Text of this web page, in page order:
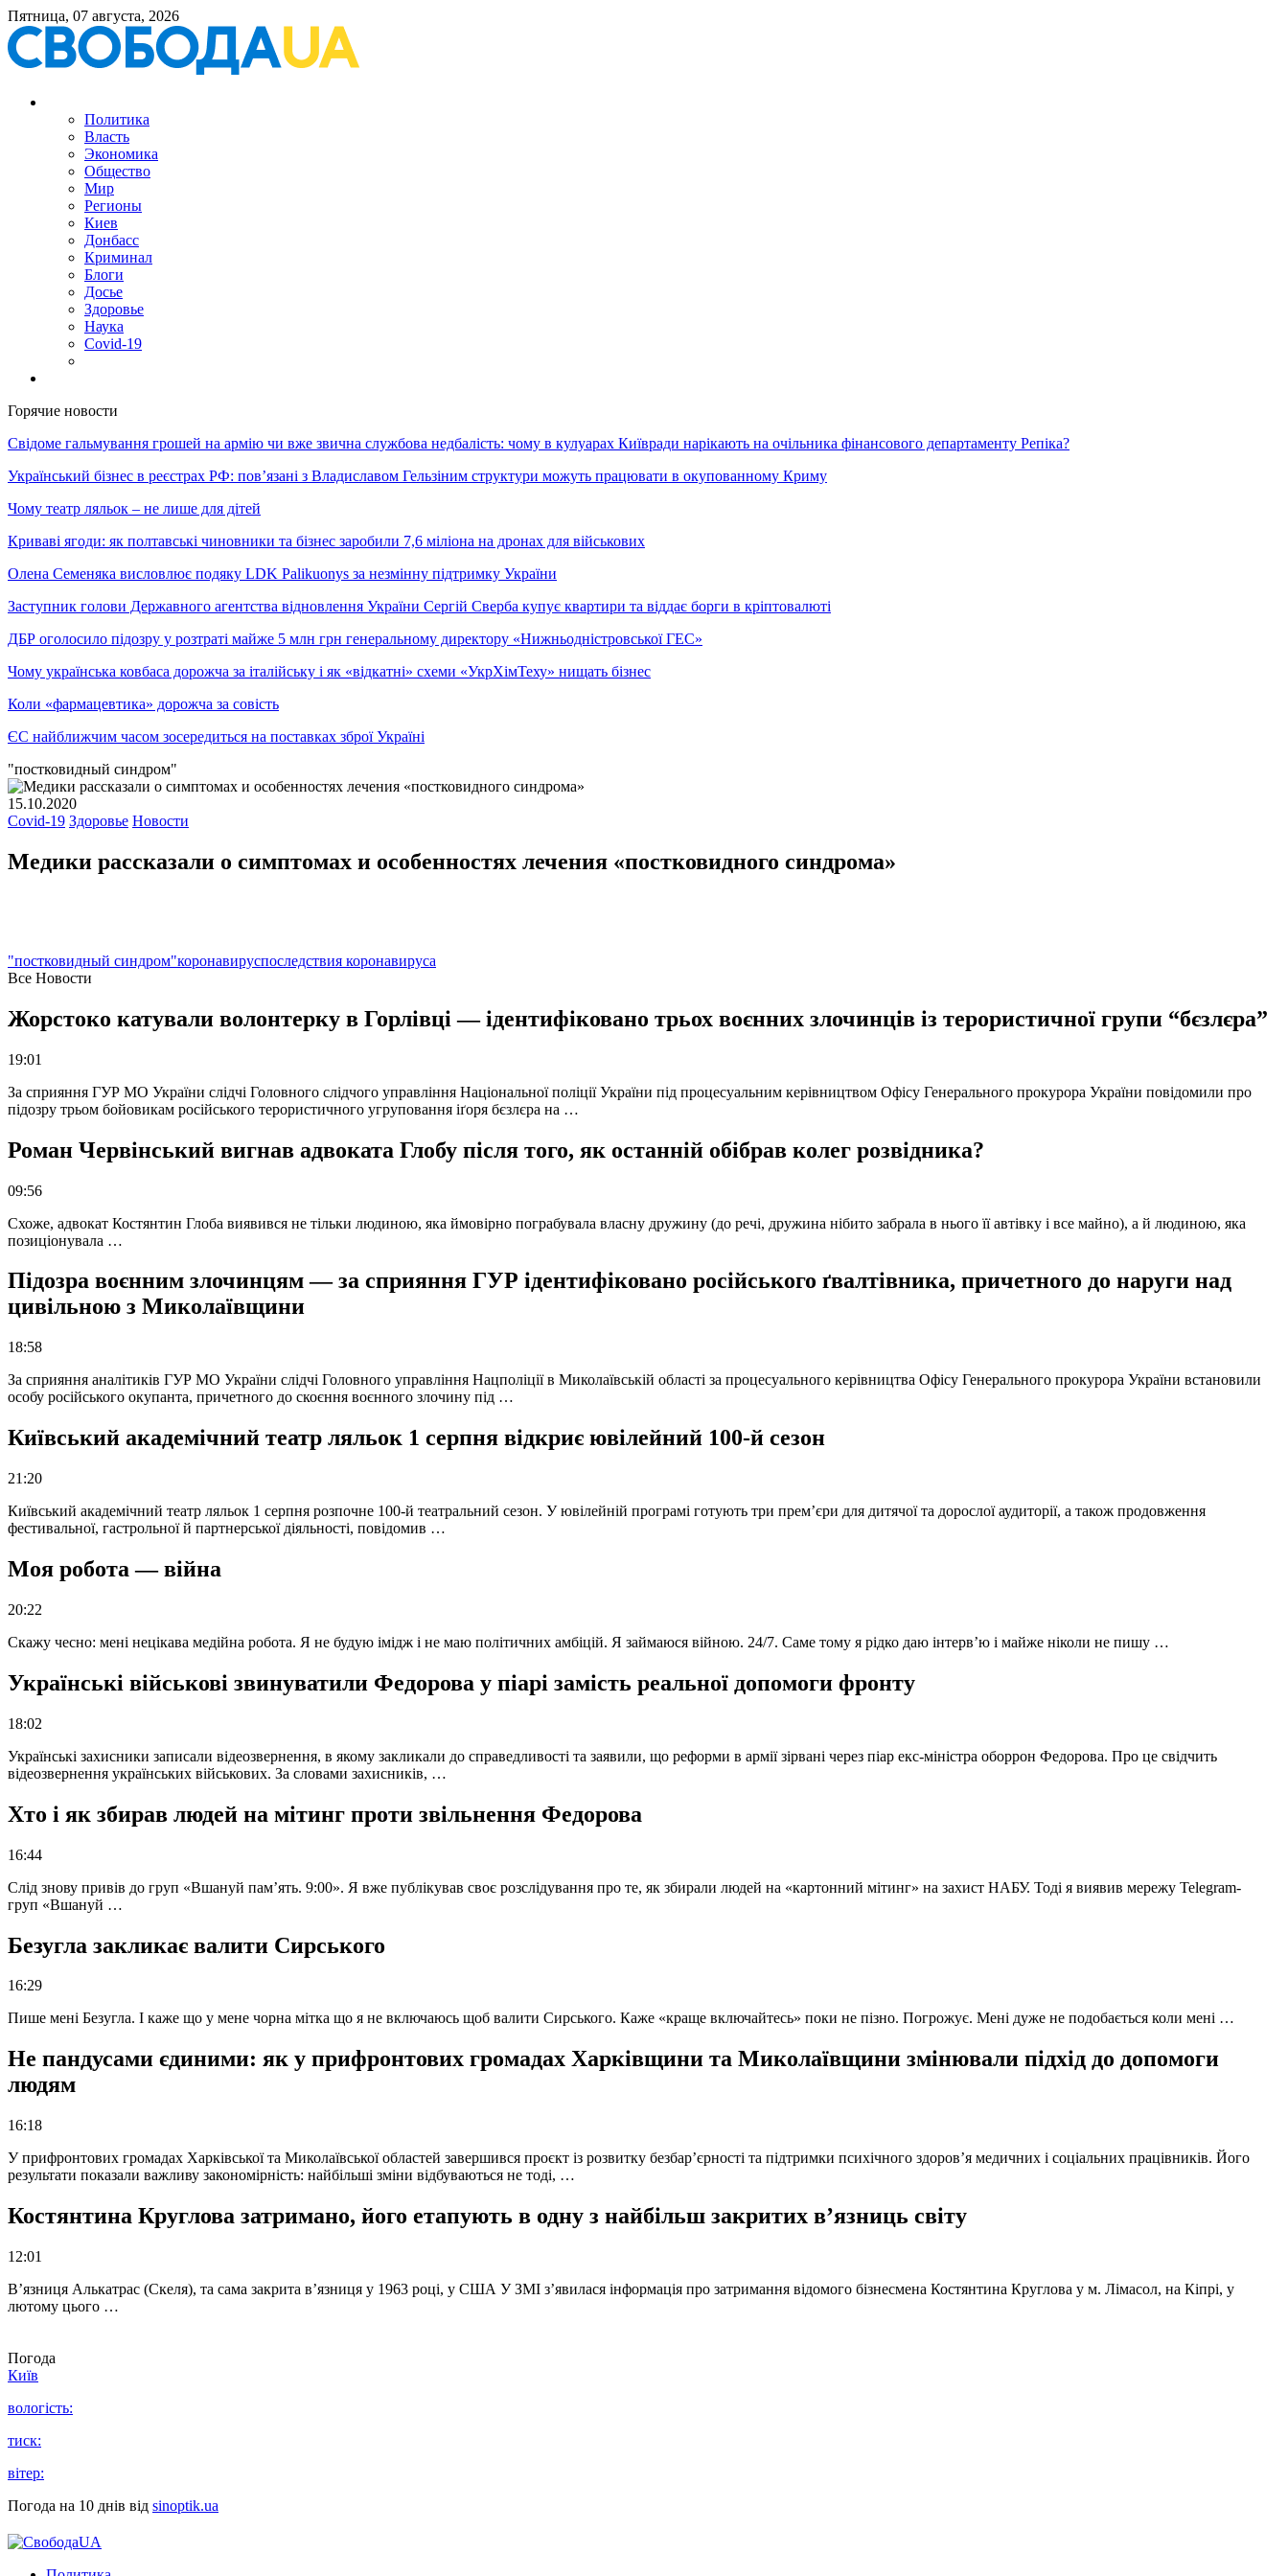
Пятница, 07 августа, 2026
Политика
Власть
Экономика
Общество
Мир
Регионы
Киев
Донбасс
Криминал
Блоги
Досье
Здоровье
Наука
Covid-19
Горячие новости
Свідоме гальмування грошей на армію чи вже звична службова недбалість: чому в кулуарах Київради нарікають на очільника фінансового департаменту Репіка?
Український бізнес в реєстрах РФ: пов’язані з Владиславом Гельзіним структури можуть працювати в окупованному Криму
Чому театр ляльок – не лише для дітей
Криваві ягоди: як полтавські чиновники та бізнес заробили 7,6 міліона на дронах для військових
Олена Семеняка висловлює подяку LDK Palikuonys за незмінну підтримку України
Заступник голови Державного агентства відновлення України Сергій Сверба купує квартири та віддає борги в кріптовалюті
ДБР оголосило підозру у розтраті майже 5 млн грн генеральному директору «Нижньодністровської ГЕС»
Чому українська ковбаса дорожча за італійську і як «відкатні» схеми «УкрХімТеху» нищать бізнес
Коли «фармацевтика» дорожча за совість
ЄС найближчим часом зосередиться на поставках зброї Україні
"постковидный синдром"
15.10.2020
Covid-19 Здоровье Новости
Медики рассказали о симптомах и особенностях лечения «постковидного синдрома»
"постковидный синдром"коронавируспоследствия коронавируса
Все Новости
Жорстоко катували волонтерку в Горлівці — ідентифіковано трьох воєнних злочинців із терористичної групи “бєзлєра”
19:01
За сприяння ГУР МО України слідчі Головного слідчого управління Національної поліції України під процесуальним керівництвом Офісу Генерального прокурора України повідомили про
підозру трьом бойовикам російського терористичного угруповання іґоря бєзлєра на …
Роман Червінський вигнав адвоката Глобу після того, як останній обібрав колег розвідника?
09:56
Схоже, адвокат Костянтин Глоба виявився не тільки людиною, яка ймовірно пограбувала власну дружину (до речі, дружина нібито забрала в нього її автівку і все майно), а й людиною, яка
позиціонувала …
Підозра воєнним злочинцям — за сприяння ГУР ідентифіковано російського ґвалтівника, причетного до наруги над
цивільною з Миколаївщини
18:58
За сприяння аналітиків ГУР МО України слідчі Головного управління Нацполіції в Миколаївській області за процесуального керівництва Офісу Генерального прокурора України встановили
особу російського окупанта, причетного до скоєння воєнного злочину під …
Київський академічний театр ляльок 1 серпня відкриє ювілейний 100-й сезон
21:20
Київський академічний театр ляльок 1 серпня розпочне 100-й театральний сезон. У ювілейній програмі готують три прем’єри для дитячої та дорослої аудиторії, а також продовження
фестивальної, гастрольної й партнерської діяльності, повідомив …
Моя робота — війна
20:22
Скажу чесно: мені нецікава медійна робота. Я не будую імідж і не маю політичних амбіцій. Я займаюся війною. 24/7. Саме тому я рідко даю інтерв’ю і майже ніколи не пишу …
Українські військові звинуватили Федорова у піарі замість реальної допомоги фронту
18:02
Українські захисники записали відеозвернення, в якому закликали до справедливості та заявили, що реформи в армії зірвані через піар екс-міністра оборрон Федорова. Про це свідчить
відеозвернення українських військових. За словами захисників, …
Хто і як збирав людей на мітинг проти звільнення Федорова
16:44
Слід знову привів до груп «Вшануй пам’ять. 9:00». Я вже публікував своє розслідування про те, як збирали людей на «картонний мітинг» на захист НАБУ. Тоді я виявив мережу Telegram-
груп «Вшануй …
Безугла закликає валити Сирського
16:29
Пише мені Безугла. І каже що у мене чорна мітка що я не включаюсь щоб валити Сирського. Каже «краще включайтесь» поки не пізно. Погрожує. Мені дуже не подобається коли мені …
Не пандусами єдиними: як у прифронтових громадах Харківщини та Миколаївщини змінювали підхід до допомоги
людям
16:18
У прифронтових громадах Харківської та Миколаївської областей завершився проєкт із розвитку безбар’єрності та підтримки психічного здоров’я медичних і соціальних працівників. Його
результати показали важливу закономірність: найбільші зміни відбуваються не тоді, …
Костянтина Круглова затримано, його етапують в одну з найбільш закритих в’язниць світу
12:01
В’язниця Алькатрас (Скеля), та сама закрита в’язниця у 1963 році, у США У ЗМІ з’явилася інформація про затримання відомого бізнесмена Костянтина Круглова у м. Лімасол, на Кіпрі, у
лютому цього …
Погода
Київ
вологість:
тиск:
вітер:
Погода на 10 днів від sinoptik.ua